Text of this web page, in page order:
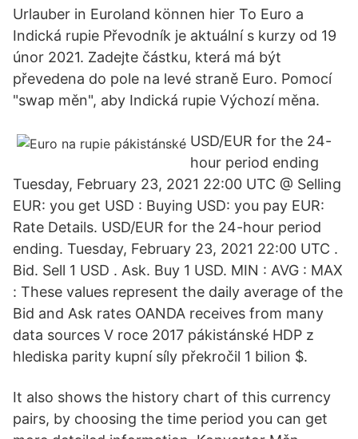
Urlauber in Euroland können hier To Euro a
Indická rupie Převodník je aktuální s kurzy od 19
únor 2021. Zadejte částku, která má být
převedena do pole na levé straně Euro. Pomocí
"swap měn", aby Indická rupie Výchozí měna.
USD/EUR for the 24-
hour period ending
Tuesday, February 23, 2021 22:00 UTC @ Selling
EUR: you get USD : Buying USD: you pay EUR:
Rate Details. USD/EUR for the 24-hour period
ending. Tuesday, February 23, 2021 22:00 UTC .
Bid. Sell 1 USD . Ask. Buy 1 USD. MIN : AVG : MAX
: These values represent the daily average of the
Bid and Ask rates OANDA receives from many
data sources V roce 2017 pákistánské HDP z
hlediska parity kupní síly překročil 1 bilion $.
It also shows the history chart of this currency
pairs, by choosing the time period you can get